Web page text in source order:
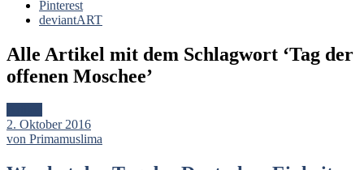
Pinterest
deviantART
Alle Artikel mit dem Schlagwort ‘Tag der
offenen Moschee’
2. Oktober 2016
von Primamuslima